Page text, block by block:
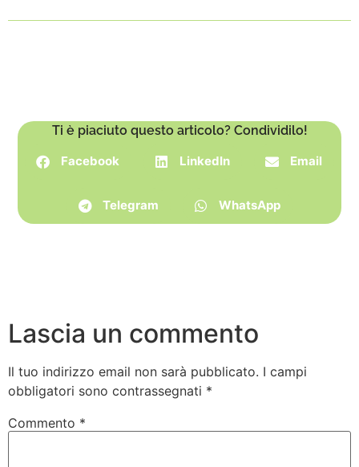
Ti è piaciuto questo articolo? Condividilo!
Facebook LinkedIn Email
Telegram WhatsApp
Lascia un commento
Il tuo indirizzo email non sarà pubblicato. I campi
obbligatori sono contrassegnati *
Commento *